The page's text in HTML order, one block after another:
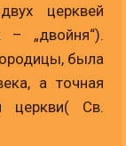
церквей
– „двойня“).
была
а точная
церкви( Св.